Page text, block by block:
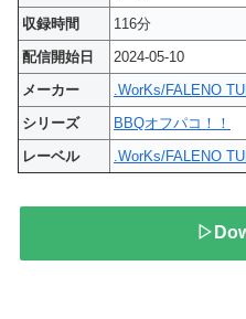
収録時間
116分
配信開始日
2024-05-10
メーカー
.WorKs/FALENO
シリーズ
BBQオフパコ！！
レーベル
.WorKs/FALENO